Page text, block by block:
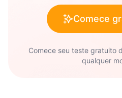
Comece
Comece seu teste gratuito
qualquer